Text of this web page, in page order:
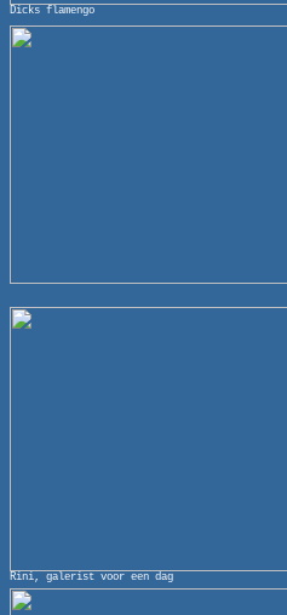
Dicks flamengo
Rini, galerist voor een dag